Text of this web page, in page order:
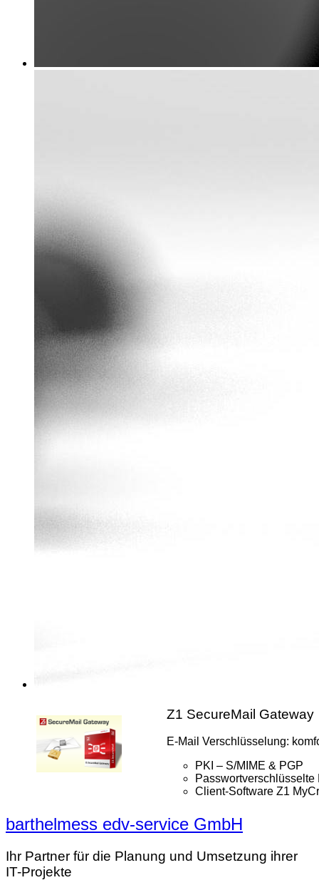
Z1 SecureMail Gateway
E-Mail Verschlüsselung:
PKI – S/MIME & PGP
Passwortverschlüsselte
Client-Software Z1
barthelmess edv-service GmbH
Ihr Partner für die Planung und Umsetzung ihrer
IT-Projekte